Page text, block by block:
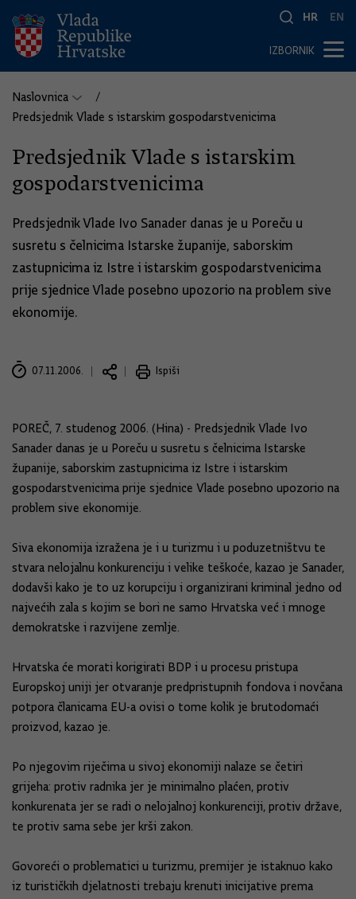
HR EN
IZBORNIK
Naslovnica
Predsjednik Vlade s istarskim gospodarstvenicima
Predsjednik Vlade s istarskim
gospodarstvenicima
Predsjednik Vlade Ivo Sanader danas je u Poreču u
susretu s čelnicima Istarske županije, saborskim
zastupnicima iz Istre i istarskim gospodarstvenicima
prije sjednice Vlade posebno upozorio na problem sive
ekonomije.
07.11.2006. Ispiši
POREČ, 7. studenog 2006. (Hina) - Predsjednik Vlade Ivo
Sanader danas je u Poreču u susretu s čelnicima Istarske
županije, saborskim zastupnicima iz Istre i istarskim
gospodarstvenicima prije sjednice Vlade posebno upozorio na
problem sive ekonomije.
Siva ekonomija izražena je i u turizmu i u poduzetništvu te
stvara nelojalnu konkurenciju i velike teškoće, kazao je Sanader,
dodavši kako je to uz korupciju i organizirani kriminal jedno od
najvećih zala s kojim se bori ne samo Hrvatska već i mnoge
demokratske i razvijene zemlje.
Hrvatska će morati korigirati BDP i u procesu pristupa
Europskoj uniji jer otvaranje predpristupnih fondova i novčana
potpora članicama EU-a ovisi o tome kolik je brutodomaći
proizvod, kazao je.
Po njegovim riječima u sivoj ekonomiji nalaze se četiri
grijeha: protiv radnika jer je minimalno plaćen, protiv
konkurenata jer se radi o nelojalnoj konkurenciji, protiv države,
te protiv sama sebe jer krši zakon.
Govoreći o problematici u turizmu, premijer je istaknuo kako
iz turističkih djelatnosti trebaju krenuti inicijative prema